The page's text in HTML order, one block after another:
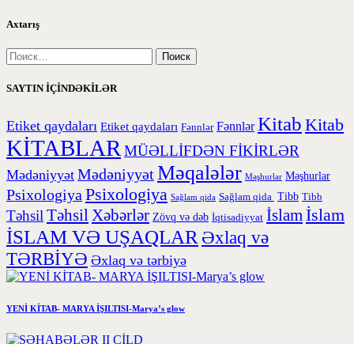
Axtarış
SAYTIN İÇİNDƏKİLƏR
Etiket qaydaları Etiket qaydaları Fənnlər Fənnlər Kitab Kitab
KİTABLAR MÜƏLLİFDƏN FİKİRLƏR
Mədəniyyət MədəniyyətMəqalələr Məşhurlar Məşhurlar
Psixologiya Psixologiya Sağlam qida Sağlam qida Tibb Tibb
Təhsil Təhsil Xəbərlər Zövq və dəb İqtisadiyyat İslam İslam
İSLAM VƏ UŞAQLAR Əxlaq və
TƏRBİYƏ Əxlaq və tərbiyə
YENİ KİTAB- MARYA İŞILTISI-Marya’s glow